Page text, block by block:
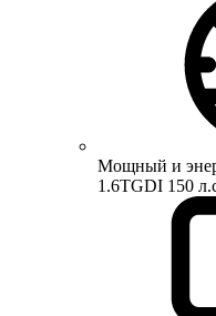
Мощный и
1.6TGDI 150